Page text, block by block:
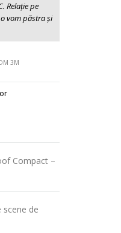
Relație pe
vom păstra și
3M
Compact –
scene de